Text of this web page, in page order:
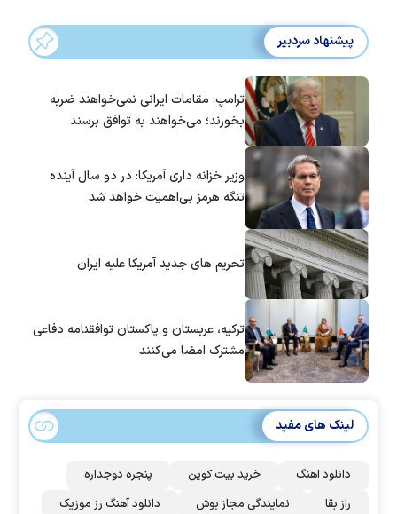
پیشنهاد سردبیر
ترامپ: مقامات ایرانی نمی‌خواهند ضربه
بخورند؛ می‌خواهند به توافق برسند
وزیر خزانه داری آمریکا: در دو سال آینده
تنگه هرمز بی‌اهمیت خواهد شد
تحریم های جدید آمریکا علیه ایران
ترکیه، عربستان و پاکستان توافقنامه دفاعی
مشترک امضا می‌کنند
لینک های مفید
دانلود اهنگ خرید بیت کوین
پنجره دوجداره
راز بقا
نمایندگی مجاز بوش
دانلود آهنگ رز‌ موزیک